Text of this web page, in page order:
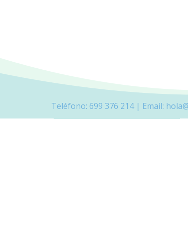
Teléfono: 699 376 214 | Email: